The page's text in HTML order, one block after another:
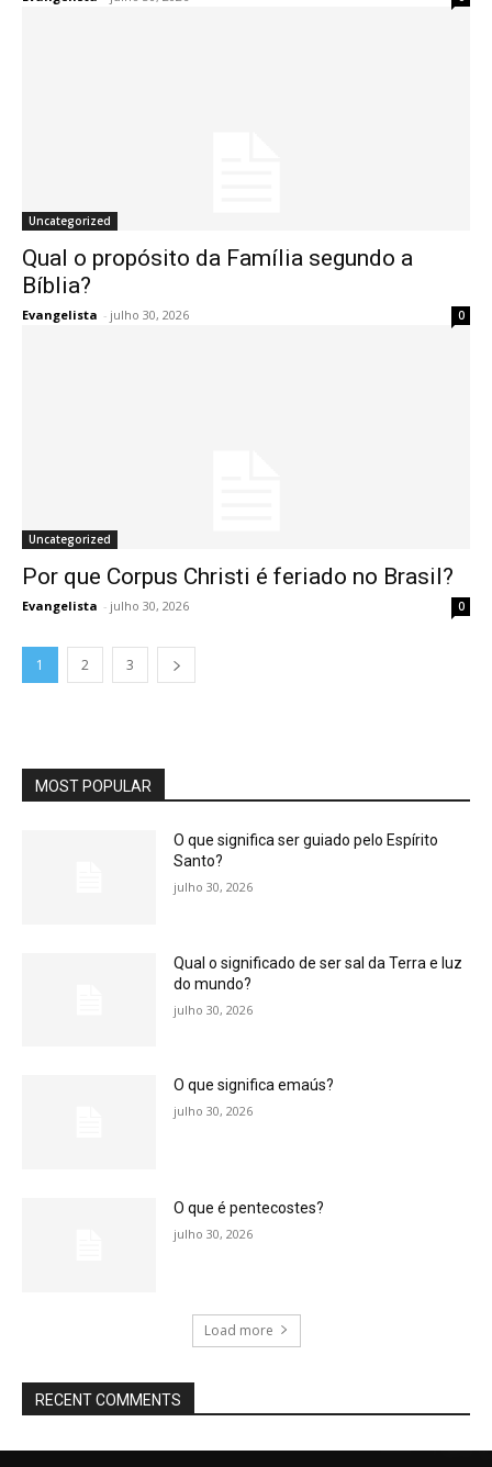
Uncategorized
Qual o propósito da Família segundo a
Bíblia?
Evangelista - julho 30, 2026 0
Uncategorized
Por que Corpus Christi é feriado no Brasil?
Evangelista - julho 30, 2026 0
1 2 3
MOST POPULAR
O que significa ser guiado pelo Espírito
Santo?
julho 30, 2026
Qual o significado de ser sal da Terra e luz
do mundo?
julho 30, 2026
O que significa emaús?
julho 30, 2026
O que é pentecostes?
julho 30, 2026
Load more
RECENT COMMENTS